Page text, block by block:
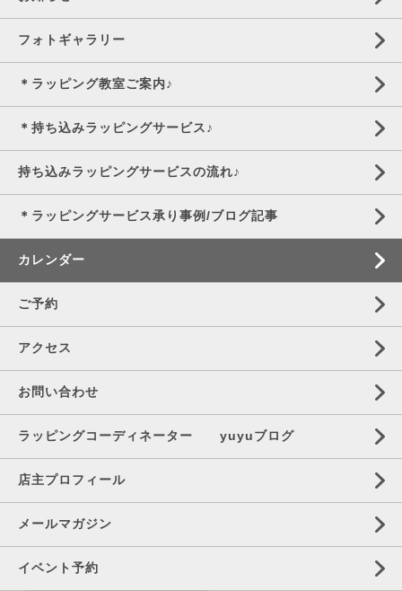
フォトギャラリー
＊ラッピング教室ご案内♪
＊持ち込みラッピングサービス♪
持ち込みラッピングサービスの流れ♪
＊ラッピングサービス承り事例/ブログ記事
カレンダー
ご予約
アクセス
お問い合わせ
ラッピングコーディネーター yuyuブログ
店主プロフィール
メールマガジン
イベント予約